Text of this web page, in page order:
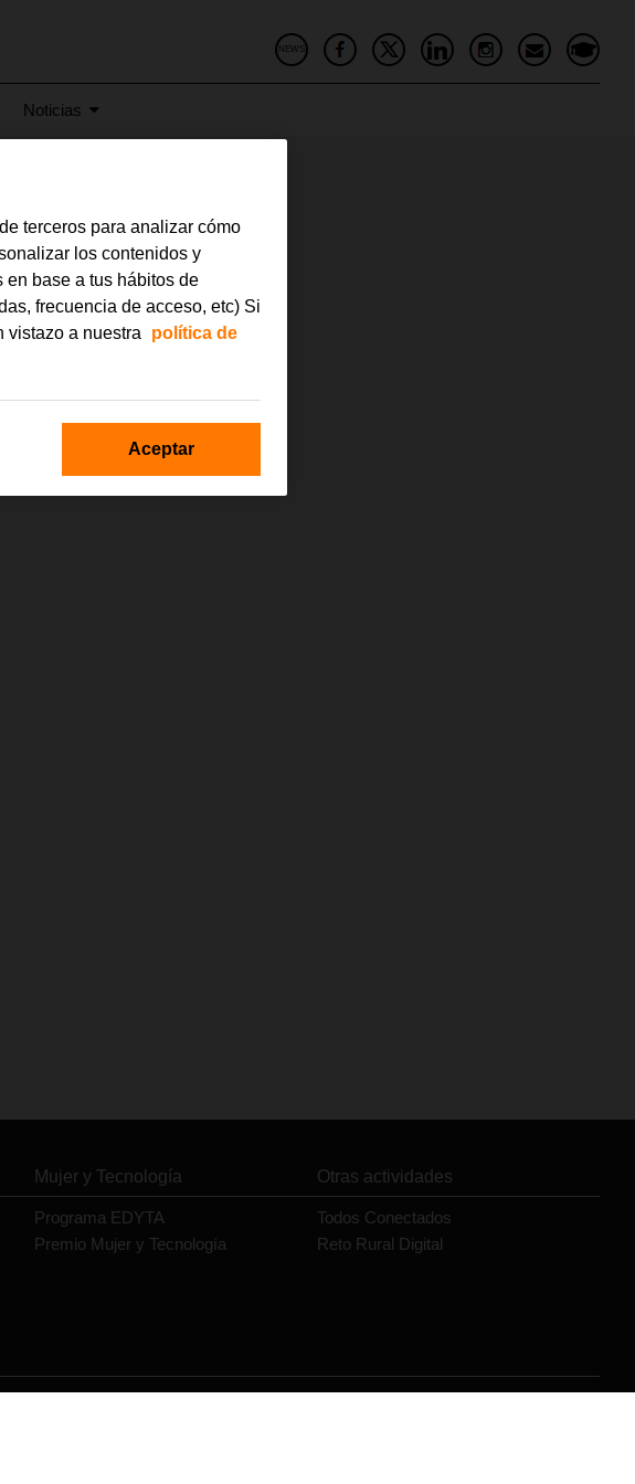
NEWS
Noticias
Mujer y Tecnología
Programa EDYTA
Premio Mujer y Tecnología
Otras actividades
Todos Conectados
Reto Rural Digital
terceros para analizar cómo
los contenidos y
en base a tus hábitos de
frecuencia de acceso, etc) Si
vistazo a nuestra
política de
Aceptar